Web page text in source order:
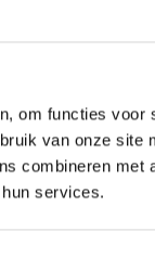
om functies voor
van onze site
combineren met
services.